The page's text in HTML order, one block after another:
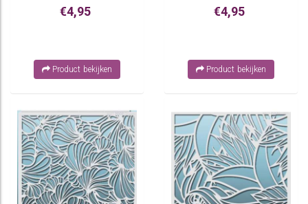
€4,95
Product bekijken
€4,95
Product bekijken